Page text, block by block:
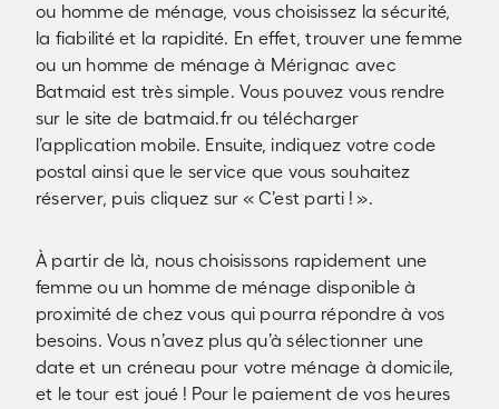
ou homme de ménage, vous choisissez la sécurité,
la fiabilité et la rapidité. En effet, trouver une femme
ou un homme de ménage à Mérignac avec
Batmaid est très simple. Vous pouvez vous rendre
sur le site de batmaid.fr ou télécharger
l’application mobile. Ensuite, indiquez votre code
postal ainsi que le service que vous souhaitez
réserver, puis cliquez sur « C’est parti ! ».
À partir de là, nous choisissons rapidement une
femme ou un homme de ménage disponible à
proximité de chez vous qui pourra répondre à vos
besoins. Vous n’avez plus qu’à sélectionner une
date et un créneau pour votre ménage à domicile,
et le tour est joué ! Pour le paiement de vos heures